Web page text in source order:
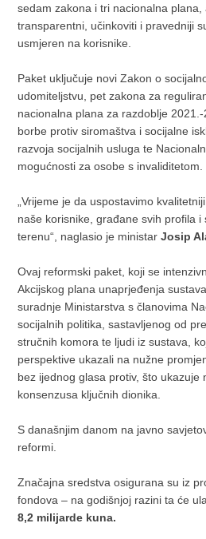
sedam zakona i tri nacionalna
transparentni, učinkoviti i pravedniji
usmjeren na korisnike.
Paket uključuje novi Zakon o
udomiteljstvu, pet zakona za
nacionalna plana za razdoblje
borbe protiv siromaštva i socijalne
razvoja socijalnih usluga te
mogućnosti za osobe s invaliditetom.
„Vrijeme je da uspostavimo
naše korisnike, građane svih profila
terenu“, naglasio je ministarJosip
Ovaj reformski paket, koji se
Akcijskog plana unaprjeđenja
suradnje Ministarstva s članovima
socijalnih politika, sastavljenog od
stručnih komora te ljudi iz sustava,
perspektive ukazali na nužne
bez ijednog glasa protiv, što ukazuje
konsenzusa ključnih dionika.
S današnjim danom na javno
reformi.
Značajna sredstva osigurana su iz
fondova – na godišnjoj razini ta će
8,2 milijarde kuna.